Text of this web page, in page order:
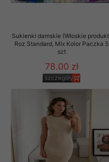
Sukienki damskie (Włoskie
Roz Standard, Mix Kolor Paczka 5
szt
78.00 zł
szczegóły